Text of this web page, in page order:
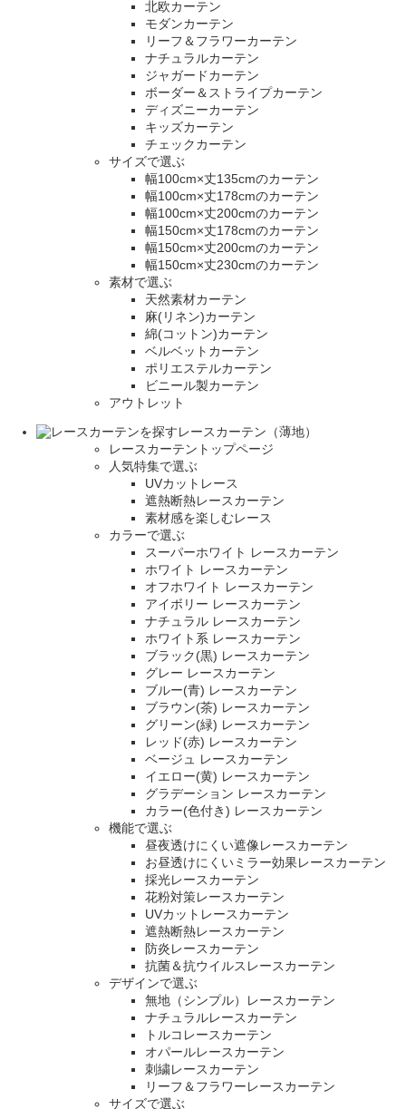
北欧カーテン
モダンカーテン
リーフ＆フラワーカーテン
ナチュラルカーテン
ジャガードカーテン
ボーダー＆ストライプカーテン
ディズニーカーテン
キッズカーテン
チェックカーテン
サイズで選ぶ
幅100cm×丈135cmのカーテン
幅100cm×丈178cmのカーテン
幅100cm×丈200cmのカーテン
幅150cm×丈178cmのカーテン
幅150cm×丈200cmのカーテン
幅150cm×丈230cmのカーテン
素材で選ぶ
天然素材カーテン
麻(リネン)カーテン
綿(コットン)カーテン
ベルベットカーテン
ポリエステルカーテン
ビニール製カーテン
アウトレット
レースカーテン（薄地）
レースカーテントップページ
人気特集で選ぶ
UVカットレース
遮熱断熱レースカーテン
素材感を楽しむレース
カラーで選ぶ
スーパーホワイト レースカーテン
ホワイト レースカーテン
オフホワイト レースカーテン
アイボリー レースカーテン
ナチュラル レースカーテン
ホワイト系 レースカーテン
ブラック(黒) レースカーテン
グレー レースカーテン
ブルー(青) レースカーテン
ブラウン(茶) レースカーテン
グリーン(緑) レースカーテン
レッド(赤) レースカーテン
ベージュ レースカーテン
イエロー(黄) レースカーテン
グラデーション レースカーテン
カラー(色付き) レースカーテン
機能で選ぶ
昼夜透けにくい遮像レースカーテン
お昼透けにくいミラー効果レースカーテン
採光レースカーテン
花粉対策レースカーテン
UVカットレースカーテン
遮熱断熱レースカーテン
防炎レースカーテン
抗菌＆抗ウイルスレースカーテン
デザインで選ぶ
無地（シンプル）レースカーテン
ナチュラルレースカーテン
トルコレースカーテン
オパールレースカーテン
刺繍レースカーテン
リーフ＆フラワーレースカーテン
サイズで選ぶ